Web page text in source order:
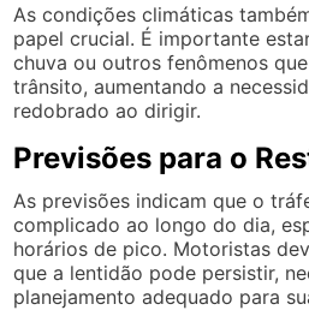
As condições climáticas
papel crucial. É importante
chuva ou outros fenômenos
trânsito, aumentando a
redobrado ao dirigir.
Previsões para o
As previsões indicam que o
complicado ao longo do dia,
horários de pico. Motoristas
que a lentidão pode persistir,
planejamento adequado para